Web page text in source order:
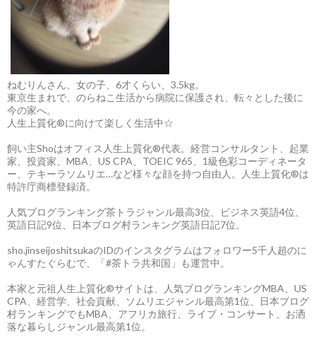
ねむりんさん、女の子、6才くらい、3.5kg。
東京生まれで、のらねこ生活から病院に保護され、転々とした後に
今の家へ。
人生上質化®に向けて楽しく生活中☆
飼い主Shoはオフィス人生上質化®代表。経営コンサルタント、起業
家、投資家、MBA、US CPA、TOEIC 965、1級色彩コーディネータ
ー、テキーラソムリエ…など様々な顔を持つ自由人。人生上質化®は
特許庁商標登録済。
人気ブログランキング茶トラジャンル最高3位、ビジネス英語4位、
英語日記9位、日本ブログ村ランキング英語日記7位。
sho.jinseijoshitsukaのIDのインスタグラムはフォロワー5千人超のに
ゃんすたぐらむで、「#茶トラ共和国」も運営中。
本家と元祖人生上質化®サイトは、人気ブログランキングMBA、US
CPA、経営学、社会貢献、ソムリエジャンル最高第1位、日本ブログ
村ランキングでもMBA、アフリカ旅行、ライブ・コンサート、お洒
落な暮らしジャンル最高第1位。